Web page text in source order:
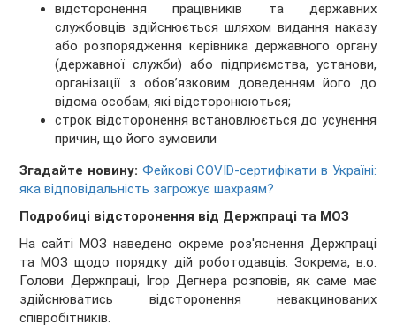
відсторонення працівників та державних
службовців здійснюється шляхом видання наказу
або розпорядження керівника державного органу
(державної служби) або підприємства, установи,
організації з обов’язковим доведенням його до
відома особам, які відсторонюються;
строк відсторонення встановлюється до усунення
причин, що його зумовили
Згадайте новину: Фейкові COVID-сертифікати в Україні:
яка відповідальність загрожує шахраям?
Подробиці відсторонення від Держпраці та МОЗ
На сайті МОЗ наведено окреме роз'яснення Держпраці
та МОЗ щодо порядку дій роботодавців. Зокрема, в.о.
Голови Держпраці, Ігор Дегнера розповів, як саме має
здійснюватись відсторонення невакцинованих
співробітників.